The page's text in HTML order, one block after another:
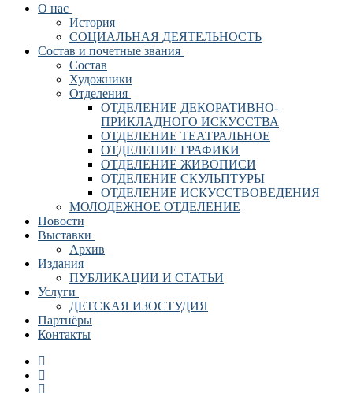
О нас
История
СОЦИАЛЬНАЯ ДЕЯТЕЛЬНОСТЬ
Состав и почетные звания
Состав
Художники
Отделения
ОТДЕЛЕНИЕ ДЕКОРАТИВНО-
ПРИКЛАДНОГО ИСКУССТВА
ОТДЕЛЕНИЕ ТЕАТРАЛЬНОЕ
ОТДЕЛЕНИЕ ГРАФИКИ
ОТДЕЛЕНИЕ ЖИВОПИСИ
ОТДЕЛЕНИЕ СКУЛЬПТУРЫ
ОТДЕЛЕНИЕ ИСКУССТВОВЕДЕНИЯ
МОЛОДЕЖНОЕ ОТДЕЛЕНИЕ
Новости
Выставки
Архив
Издания
ПУБЛИКАЦИИ И СТАТЬИ
Услуги
ДЕТСКАЯ ИЗОСТУДИЯ
Партнёры
Контакты